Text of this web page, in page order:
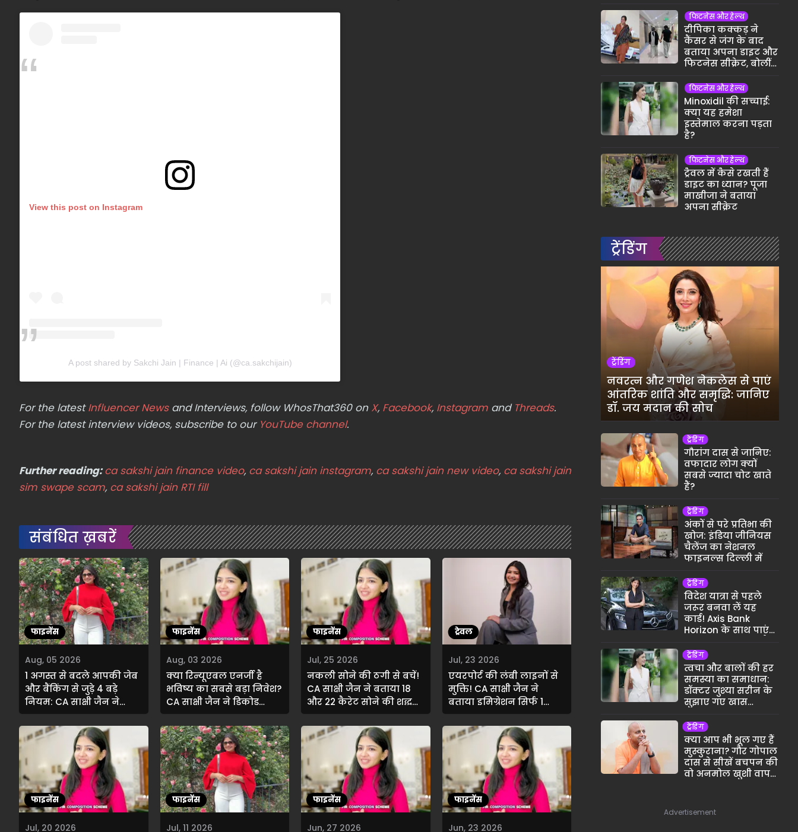
View this post on Instagram
A post shared by Sakchi Jain | Finance | Ai (@ca.sakchijain)
For the latestInfluencer Newsand Interviews, follow WhosThat360 on X, Facebook, Instagram and Threads.
For the latest interview videos, subscribe to our YouTube channel.
Further reading:ca sakshi jain finance video, ca sakshi jain instagram, ca sakshi jain new video, ca sakshi jain
sim swape scam, ca sakshi jain RTI fill
संबंधित ख़बरें
Aug, 05 2026
1 अगस्त से बदले आपकी जेब
और बैंकिंग से जुड़े 4 बड़े
नियम: CA साक्षी जैन ने
आसान भाषा में समझाए नए
बदलाव
फाइनेंस
Aug, 03 2026
क्या रिन्यूएबल एनर्जी है
भविष्य का सबसे बड़ा निवेश?
CA साक्षी जैन ने डिकोड
किया सुजलॉन का नया
विज़न
फाइनेंस
Jul, 25 2026
नकली सोने की ठगी से बचें!
CA साक्षी जैन ने बताया 18
और 22 कैरेट सोने की शुद्धता
जांचने का तरीका
फाइनेंस
Jul, 23 2026
एयरपोर्ट की लंबी लाइनों से
मुक्ति! CA साक्षी जैन ने
बताया इमिग्रेशन सिर्फ 1
मिनट में पूरा करने का
तरीका
ट्रेवल
Jul, 20 2026
फाइनेंस
Jul, 11 2026
फाइनेंस
Jun, 27 2026
फाइनेंस
Jun, 23 2026
फाइनेंस
फिटनेस और हेल्थ
दीपिका कक्कड़ ने
कैंसर से जंग के बाद
बताया अपना डाइट और
फिटनेस सीक्रेट, बोलीं-
बदली जिंदगी
फिटनेस और हेल्थ
Minoxidil की सच्चाई:
क्या यह हमेशा
इस्तेमाल करना पड़ता
है?
फिटनेस और हेल्थ
ट्रैवल में कैसे रखती हैं
डाइट का ध्यान? पूजा
माखीजा ने बताया
अपना सीक्रेट
ट्रेंडिंग
ट्रेंडिंग
नवरत्न और गणेश नेकलेस से पाएं
आंतरिक शांति और समृद्धि: जानिए
डॉ. जय मदान की सोच
ट्रेंडिंग
गौरांग दास से जानिए:
वफादार लोग क्यों
सबसे ज्यादा चोट खाते
हैं?
ट्रेंडिंग
अंकों से परे प्रतिभा की
खोज: इंडिया जीनियस
चैलेंज का नेशनल
फाइनल्स दिल्ली में
ट्रेंडिंग
विदेश यात्रा से पहले
जरूर बनवा लें यह
कार्ड! Axis Bank
Horizon के साथ पाएं
ट्रेंडिंग
त्वचा और बालों की हर
समस्या का समाधान:
डॉक्टर जुश्या सरीन के
सुझाए गए खास
ट्रेंडिंग
क्या आप भी भूल गए हैं
मुस्कुराना? गौर गोपाल
दास से सीखें बचपन की
वो अनमोल खुशी वापस
Advertisement